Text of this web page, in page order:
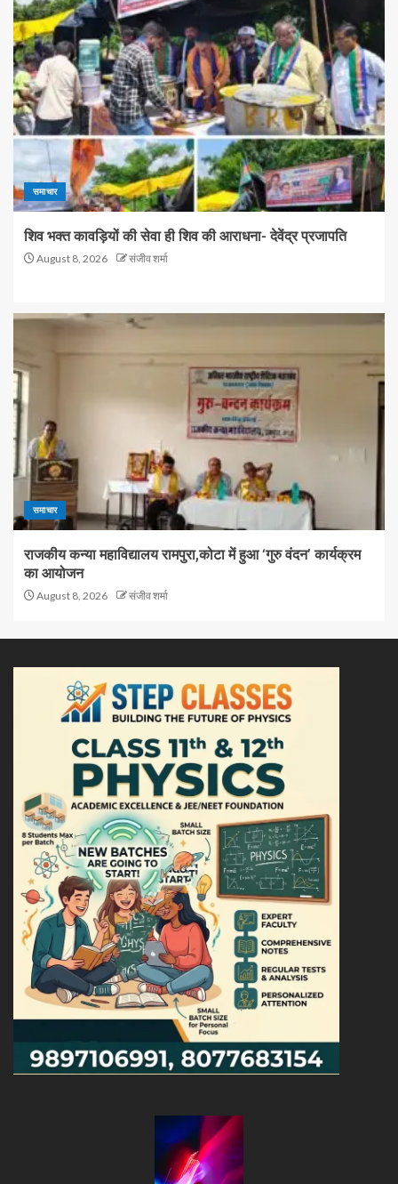
समाचार
शिव भक्त कावड़ियों की सेवा ही शिव की आराधना- देवेंद्र प्रजापति
August 8, 2026 संजीव शर्मा
समाचार
राजकीय कन्या महाविद्यालय रामपुरा,कोटा में हुआ ‘गुरु वंदन’ कार्यक्रम
का आयोजन
August 8, 2026 संजीव शर्मा